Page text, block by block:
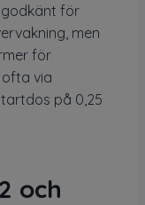
för
men
för
via
på 0,25
och